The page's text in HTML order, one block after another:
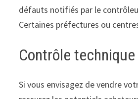
défauts notifiés par le
Certaines préfectures ou
Contrôle
Si vous envisagez de vendre